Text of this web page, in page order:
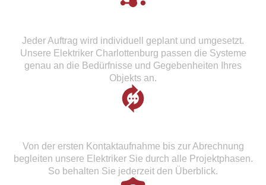
Jeder Auftrag wird individuell geplant und umgesetzt.
Unsere Elektriker Charlottenburg passen die Systeme
genau an die Bedürfnisse und Gegebenheiten Ihres
Objekts an.
Von der ersten Kontaktaufnahme bis zur Abrechnung
begleiten unsere Elektriker Sie durch alle Projektphasen.
So behalten Sie jederzeit den Überblick.